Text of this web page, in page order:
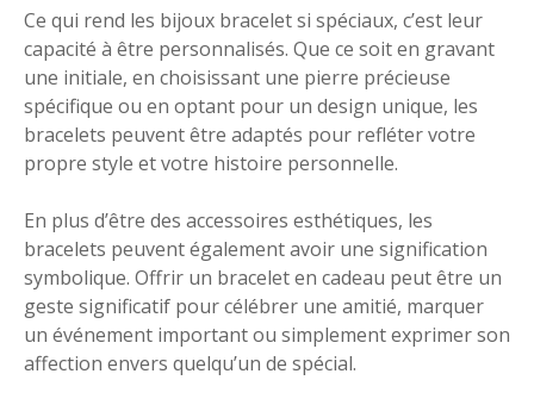
Ce qui rend les bijoux bracelet si spéciaux, c’est leur
capacité à être personnalisés. Que ce soit en gravant
une initiale, en choisissant une pierre précieuse
spécifique ou en optant pour un design unique, les
bracelets peuvent être adaptés pour refléter votre
propre style et votre histoire personnelle.
En plus d’être des accessoires esthétiques, les
bracelets peuvent également avoir une signification
symbolique. Offrir un bracelet en cadeau peut être un
geste significatif pour célébrer une amitié, marquer
un événement important ou simplement exprimer son
affection envers quelqu’un de spécial.